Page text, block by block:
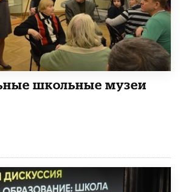
школьные музеи